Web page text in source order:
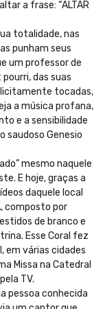
a frase: “ALTAR
totalidade, nas
punham seus
um professor de
das suas
tocadas,
a música profana,
e a sensibilidade
saudoso Genesio
mesmo naquele
E hoje, graças a
daquele local
composto por
de branco e
Esse Coral fez
em várias cidades
Missa na Catedral
TV.
pessoa conhecida